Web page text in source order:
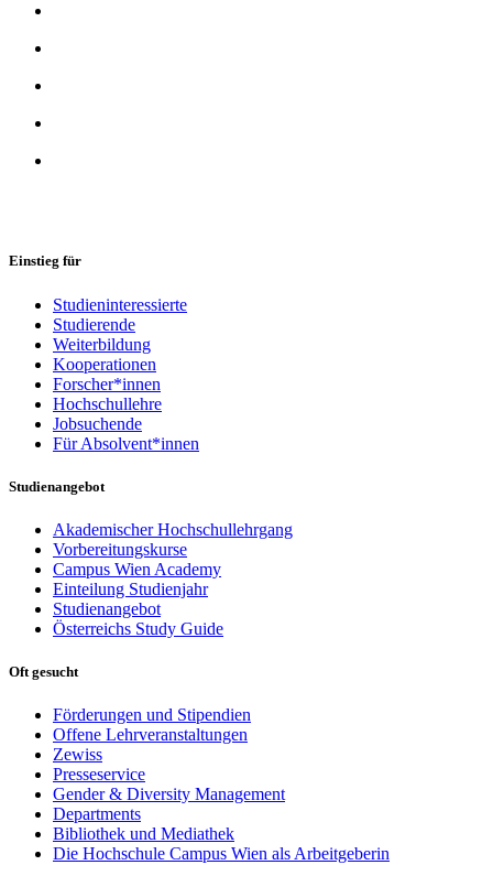
Einstieg für
Studieninteressierte
Studierende
Weiterbildung
Kooperationen
Forscher*innen
Hochschullehre
Jobsuchende
Für Absolvent*innen
Studienangebot
Akademischer Hochschullehrgang
Vorbereitungskurse
Campus Wien Academy
Einteilung Studienjahr
Studienangebot
Österreichs Study Guide
Oft gesucht
Förderungen und Stipendien
Offene Lehrveranstaltungen
Zewiss
Presseservice
Gender & Diversity Management
Departments
Bibliothek und Mediathek
Die Hochschule Campus Wien als Arbeitgeberin